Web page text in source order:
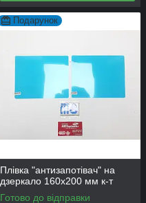
Подарунок
Плівка "антизапотівач" на
дзеркало 160х200 мм к-т
Готово до відправки